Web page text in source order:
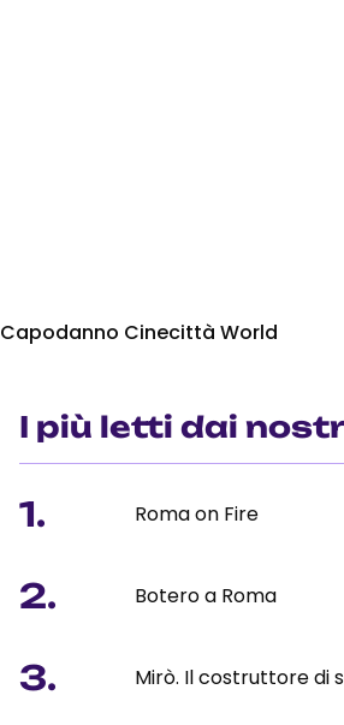
Capodanno Cinecittà World
I più letti dai
1. Roma on Fire
2. Botero a Roma
3. Mirò. Il costruttore di